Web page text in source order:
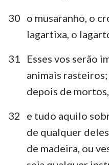
1 2 3
30 o musaranho, o
lagartixa, o
31
Esses vos serão
animais
depois de
32
e tudo aquilo
de qualquer
de madeira, ou